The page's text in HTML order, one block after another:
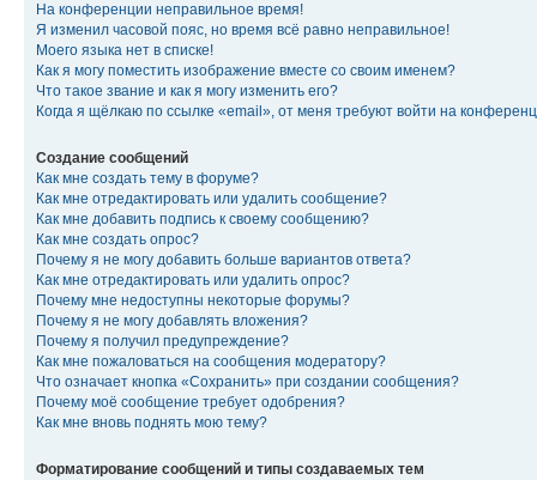
На конференции неправильное время!
Я изменил часовой пояс, но время всё равно неправильное!
Моего языка нет в списке!
Как я могу поместить изображение вместе со своим именем?
Что такое звание и как я могу изменить его?
Когда я щёлкаю по ссылке «email», от меня требуют войти на
Создание сообщений
Как мне создать тему в форуме?
Как мне отредактировать или удалить сообщение?
Как мне добавить подпись к своему сообщению?
Как мне создать опрос?
Почему я не могу добавить больше вариантов ответа?
Как мне отредактировать или удалить опрос?
Почему мне недоступны некоторые форумы?
Почему я не могу добавлять вложения?
Почему я получил предупреждение?
Как мне пожаловаться на сообщения модератору?
Что означает кнопка «Сохранить» при создании сообщения?
Почему моё сообщение требует одобрения?
Как мне вновь поднять мою тему?
Форматирование сообщений и типы создаваемых тем